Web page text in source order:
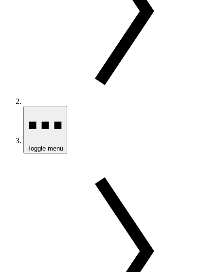
Toggle menu